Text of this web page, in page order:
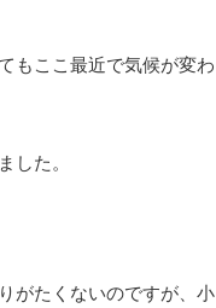
もここ最近で気候が変
した。
がたくないのですが、